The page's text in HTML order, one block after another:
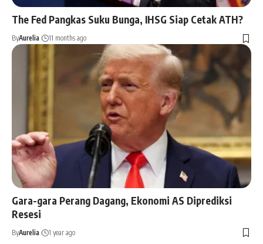
The Fed Pangkas Suku Bunga, IHSG Siap Cetak ATH?
ByAurelia 11 months ago
Gara-gara Perang Dagang, Ekonomi AS Diprediksi
Resesi
ByAurelia 1 year ago